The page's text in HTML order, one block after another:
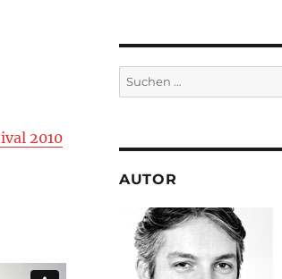
2010
Suchen
nach:
AUTOR